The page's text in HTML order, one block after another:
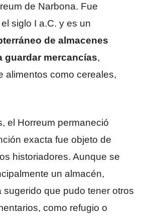
de Narbona. Fue
siglo I a.C. y es un
de almacenes
guardar mercancías,
alimentos como cereales,
el Horreum permaneció
exacta fue objeto de
historiadores. Aunque se
un almacén,
sugerido que pudo tener otros
como refugio o